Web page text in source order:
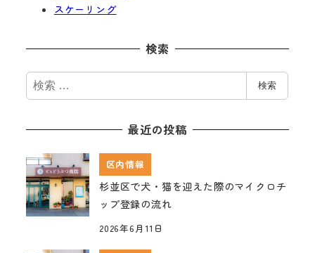
スケーリング
検索
検
索
検索
最近の投稿
区内情報
杉並区で犬・猫を迎えた際のマイクロチ
ップ登録の流れ
2026年6月11日